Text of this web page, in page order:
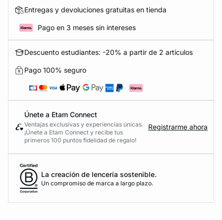
Entregas y devoluciones gratuitas en tienda
Pago en 3 meses sin intereses
Descuento estudiantes: -20% a partir de 2 artículos
Pago 100% seguro
Únete a Etam Connect
Ventajas exclusivas y experiencias únicas.
¡Únete a Etam Connect y recibe tus
primeros 100 puntos fidelidad de regalo!
Registrarme ahora
La creación de lencería sostenible.
Un compromiso de marca a largo plazo.